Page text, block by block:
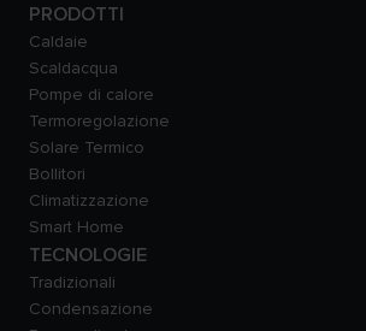
PRODOTTI
Caldaie
Scaldacqua
Pompe di calore
Termoregolazione
Solare Termico
Bollitori
Climatizzazione
Smart Home
TECNOLOGIE
Tradizionali
Condensazione